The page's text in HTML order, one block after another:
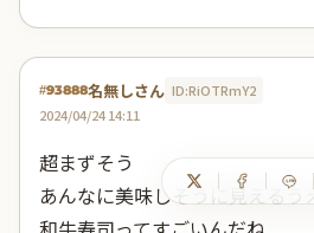
#93888名無しさん ID:RiOTRmY2
2024/04/24 14:11
超まずそう
あんなに美味しそうに見えるう